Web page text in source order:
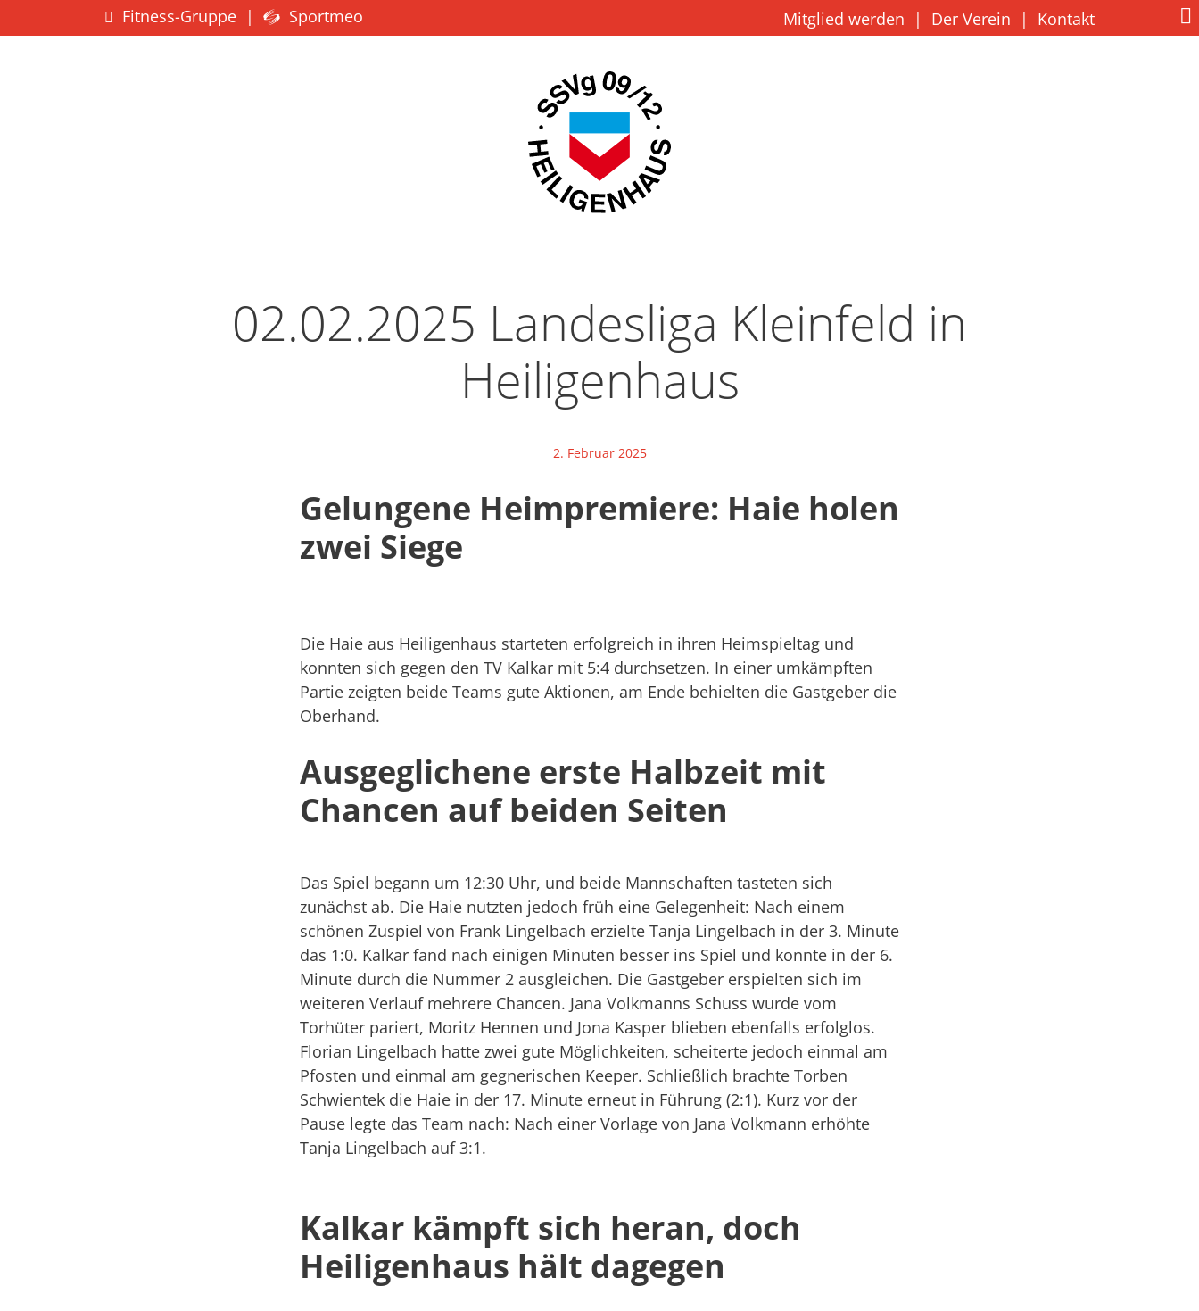
Fitness-Gruppe | Sportmeo Mitglied werden | Der Verein | Kontakt
02.02.2025 Landesliga Kleinfeld in
Heiligenhaus
2. Februar 2025
Gelungene Heimpremiere: Haie holen
zwei Siege
Die Haie aus Heiligenhaus starteten erfolgreich in ihren Heimspieltag und
konnten sich gegen den TV Kalkar mit 5:4 durchsetzen. In einer umkämpften
Partie zeigten beide Teams gute Aktionen, am Ende behielten die Gastgeber die
Oberhand.
Ausgeglichene erste Halbzeit mit
Chancen auf beiden Seiten
Das Spiel begann um 12:30 Uhr, und beide Mannschaften tasteten sich
zunächst ab. Die Haie nutzten jedoch früh eine Gelegenheit: Nach einem
schönen Zuspiel von Frank Lingelbach erzielte Tanja Lingelbach in der 3. Minute
das 1:0. Kalkar fand nach einigen Minuten besser ins Spiel und konnte in der 6.
Minute durch die Nummer 2 ausgleichen. Die Gastgeber erspielten sich im
weiteren Verlauf mehrere Chancen. Jana Volkmanns Schuss wurde vom
Torhüter pariert, Moritz Hennen und Jona Kasper blieben ebenfalls erfolglos.
Florian Lingelbach hatte zwei gute Möglichkeiten, scheiterte jedoch einmal am
Pfosten und einmal am gegnerischen Keeper. Schließlich brachte Torben
Schwientek die Haie in der 17. Minute erneut in Führung (2:1). Kurz vor der
Pause legte das Team nach: Nach einer Vorlage von Jana Volkmann erhöhte
Tanja Lingelbach auf 3:1.
Kalkar kämpft sich heran, doch
Heiligenhaus hält dagegen